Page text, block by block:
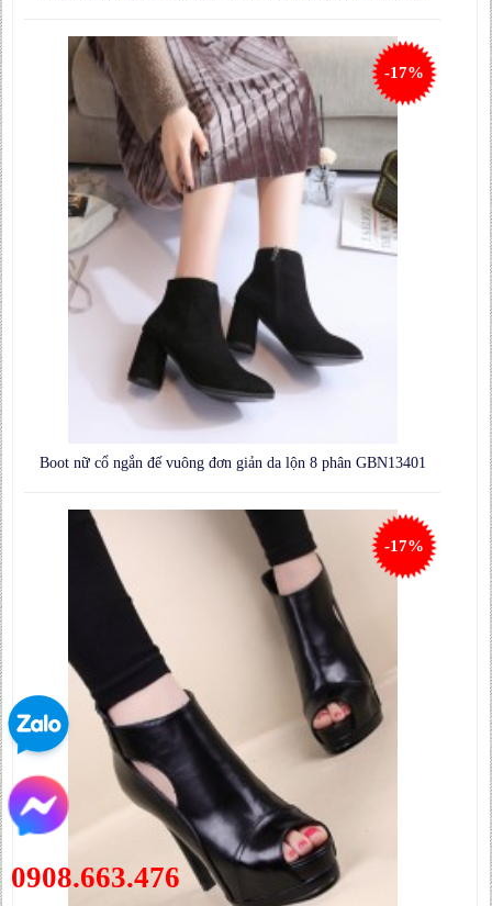
Boot nữ cổ ngắn đế vuông đơn giản da lộn 8 phân GBN13401
-17%
-17%
0908.663.476